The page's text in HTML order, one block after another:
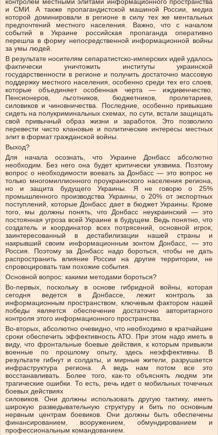
контролем местными элитами информационного пространства
и СМИ. А также пропагандистской машиной России, медиа
которой доминировали в регионе в силу тех же ментальных
предпочтений местного населения. Важно, что с началом
событий в Украине российская пропаганда оперативно
перешла в форму непосредственной информационной войны
за умы людей.
В результате носителям сепаратистско-имперских идей удалось
фактически уничтожить институты украинской
государственности в регионе и получить достаточно массовую
поддержку местного населения, особенно среди тех его слоев,
которые объединяет особенная черта — иждивенчество.
Пенсионеров, льготников, бюджетников, пролетариев,
силовиков и чиновничества. Последние, особенно привыкшие
сидеть на полукриминальных схемах, по сути, встали защищать
свой привычный образ жизни и заработок. Это позволило
перевести чисто клановые и политические интересы местных
элит в формат гражданской войны.
Выход?
Для начала осознать, что Украине Донбасс абсолютно
необходим. Без него она будет критически уязвима. Поэтому
вопрос о необходимости воевать за Донбасс — это вопрос не
только многомиллионного проукраинского населения региона,
но и защита будущего Украины. Я не говорю о 25%
промышленного производства Украины, о 20% от экспортных
поступлений, которые Донбасс дает в бюджет Украины. Кроме
того, мы должны понять, что Донбасс неукраинский — это
постоянная угроза всей Украине в будущем. Ведь понятно, что
создатель и координатор всех потрясений, основной игрок,
заинтересованный в дестабилизации нашей страны и
накрывший своим информационным зонтом Донбасс, — это
Россия. Поэтому за Донбасс надо бороться, чтобы не дать
распространить влияние России на другие территории, не
спровоцировать там похожие события.
Основной вопрос: какими методами бороться?
Во-первых, поскольку в основе гибридной войны, которая
сегодня ведется в Донбассе, лежит контроль за
информационным пространством, ключевым фактором нашей
победы является обеспечение достаточно авторитарного
контроля этого информационного пространства.
Во-вторых, абсолютно очевидно, что необходимо в кратчайшие
сроки обеспечить эффективность АТО. При этом надо иметь в
виду, что фронтальные боевые действия, к которым привыкли
военные по прошлому опыту, здесь неэффективны. В
результате гибнут и солдаты, и мирные жители, разрушается
инфраструктура региона. А ведь нам потом все это
восстанавливать. Более того, как-то объяснять людям эти
трагические ошибки. То есть, речь идет о мобильных точечных
боевых действиях
силовиков. Они должны использовать другую тактику, иметь
широкую разведывательную структуру и бить по основным
нервным центрам боевиков. Они должны быть обеспечены
финансированием, вооружением, обмундированием и
профессиональным командованием.